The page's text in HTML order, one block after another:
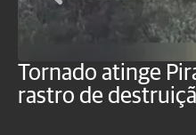
Tornado atinge
rastro de